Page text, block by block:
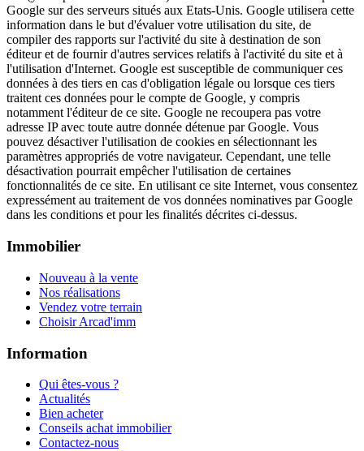
Google sur des serveurs situés aux Etats-Unis. Google utilisera cette
information dans le but d'évaluer votre utilisation du site, de
compiler des rapports sur l'activité du site à destination de son
éditeur et de fournir d'autres services relatifs à l'activité du site et à
l'utilisation d'Internet. Google est susceptible de communiquer ces
données à des tiers en cas d'obligation légale ou lorsque ces tiers
traitent ces données pour le compte de Google, y compris
notamment l'éditeur de ce site. Google ne recoupera pas votre
adresse IP avec toute autre donnée détenue par Google. Vous
pouvez désactiver l'utilisation de cookies en sélectionnant les
paramètres appropriés de votre navigateur. Cependant, une telle
désactivation pourrait empêcher l'utilisation de certaines
fonctionnalités de ce site. En utilisant ce site Internet, vous consentez
expressément au traitement de vos données nominatives par Google
dans les conditions et pour les finalités décrites ci-dessus.
Immobilier
Nouveau à la vente
Nos réalisations
Vendez votre terrain
Choisir Arcad'imm
Information
Qui êtes-vous ?
Actualités
Bien acheter
Conseils achat immobilier
Contactez-nous